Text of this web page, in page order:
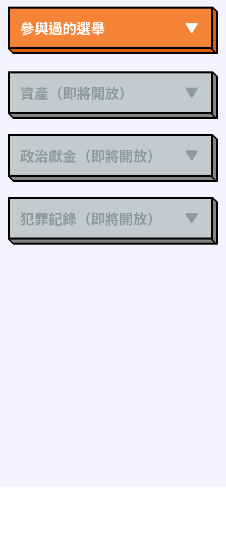
參與過的選舉
資產（即將開放）
政治獻金（即將開放）
犯罪記錄（即將開放）